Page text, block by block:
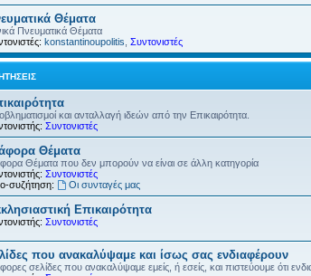
Θέματα
Πνευματικά Θέματα
konstantinoupolitis Συντονιστές
και ανταλλαγή ιδεών από την Επικαιρότητα.
Συντονιστές
Θέματα
Θέματα που δεν μπορούν να είναι σε άλλη κατηγορία
Συντονιστές
συζήτηση:
Οι συνταγές μας
Επικαιρότητα
Συντονιστές
που ανακαλύψαμε και ίσως σας ενδιαφέρουν
σελίδες που ανακαλύψαμε εμείς, ή εσείς, και πιστεύουμε ότι